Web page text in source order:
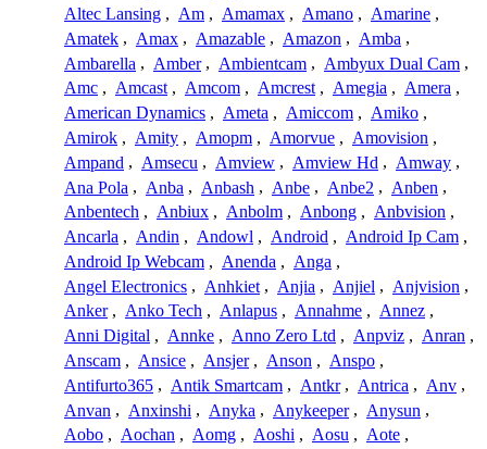
Altec Lansing , Am , Amamax , Amano , Amarine ,
Amatek , Amax , Amazable , Amazon , Amba ,
Ambarella , Amber , Ambientcam , Ambyux Dual Cam ,
Amc , Amcast , Amcom , Amcrest , Amegia , Amera ,
American Dynamics , Ameta , Amiccom , Amiko ,
Amirok , Amity , Amopm , Amorvue , Amovision ,
Ampand , Amsecu , Amview , Amview Hd , Amway ,
Ana Pola , Anba , Anbash , Anbe , Anbe2 , Anben ,
Anbentech , Anbiux , Anbolm , Anbong , Anbvision ,
Ancarla , Andin , Andowl , Android , Android Ip Cam ,
Android Ip Webcam , Anenda , Anga ,
Angel Electronics , Anhkiet , Anjia , Anjiel , Anjvision ,
Anker , Anko Tech , Anlapus , Annahme , Annez ,
Anni Digital , Annke , Anno Zero Ltd , Anpviz , Anran ,
Anscam , Ansice , Ansjer , Anson , Anspo ,
Antifurto365 , Antik Smartcam , Antkr , Antrica , Anv ,
Anvan , Anxinshi , Anyka , Anykeeper , Anysun ,
Aobo , Aochan , Aomg , Aoshi , Aosu , Aote ,